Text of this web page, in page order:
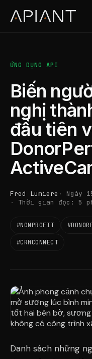
ỨNG DỤNG API
Biến
nghị
đầu tiên
Fred Lumiere
Ngày
Thời gian đọc: 5
#NONPROFIT
#CRMCONNECT
Danh sách những